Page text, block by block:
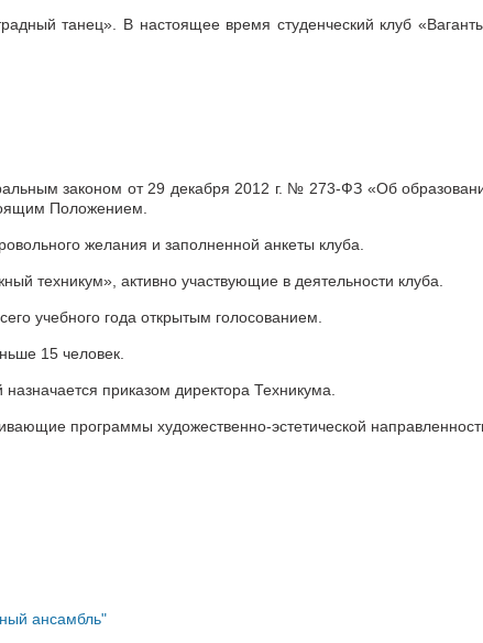
танец». В настоящее время студенческий клуб
законом от 29 декабря 2012 г. № 273-ФЗ «Об
Положением.
желания и заполненной анкеты клуба.
техникум», активно участвующие в деятельности клуба.
учебного года открытым голосованием.
15 человек.
приказом директора Техникума.
программы художественно-эстетической
ансамбль"